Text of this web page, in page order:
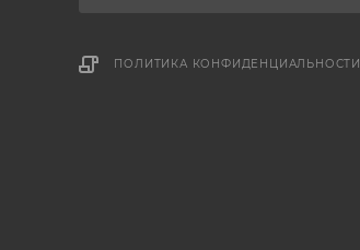
ПОЛИТИКА КОНФИДЕНЦИАЛЬНОСТИ